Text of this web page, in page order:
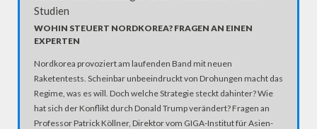
WOHIN STEUERT NORDKOREA? FRAGEN AN EINEN
EXPERTEN
Nordkorea provoziert am laufenden Band mit neuen
Raketentests. Scheinbar unbeeindruckt von Drohungen macht das
Regime, was es will. Doch welche Strategie steckt dahinter? Wie
hat sich der Konflikt durch Donald Trump verändert? Fragen an
Professor Patrick Köllner, Direktor vom GIGA-Institut für Asien-